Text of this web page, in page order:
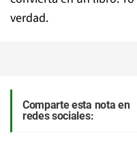
verdad.
Comparte esta nota en
redes sociales: